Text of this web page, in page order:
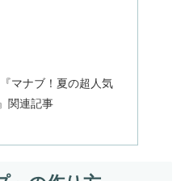
マナブ！夏の超人気
関連記事